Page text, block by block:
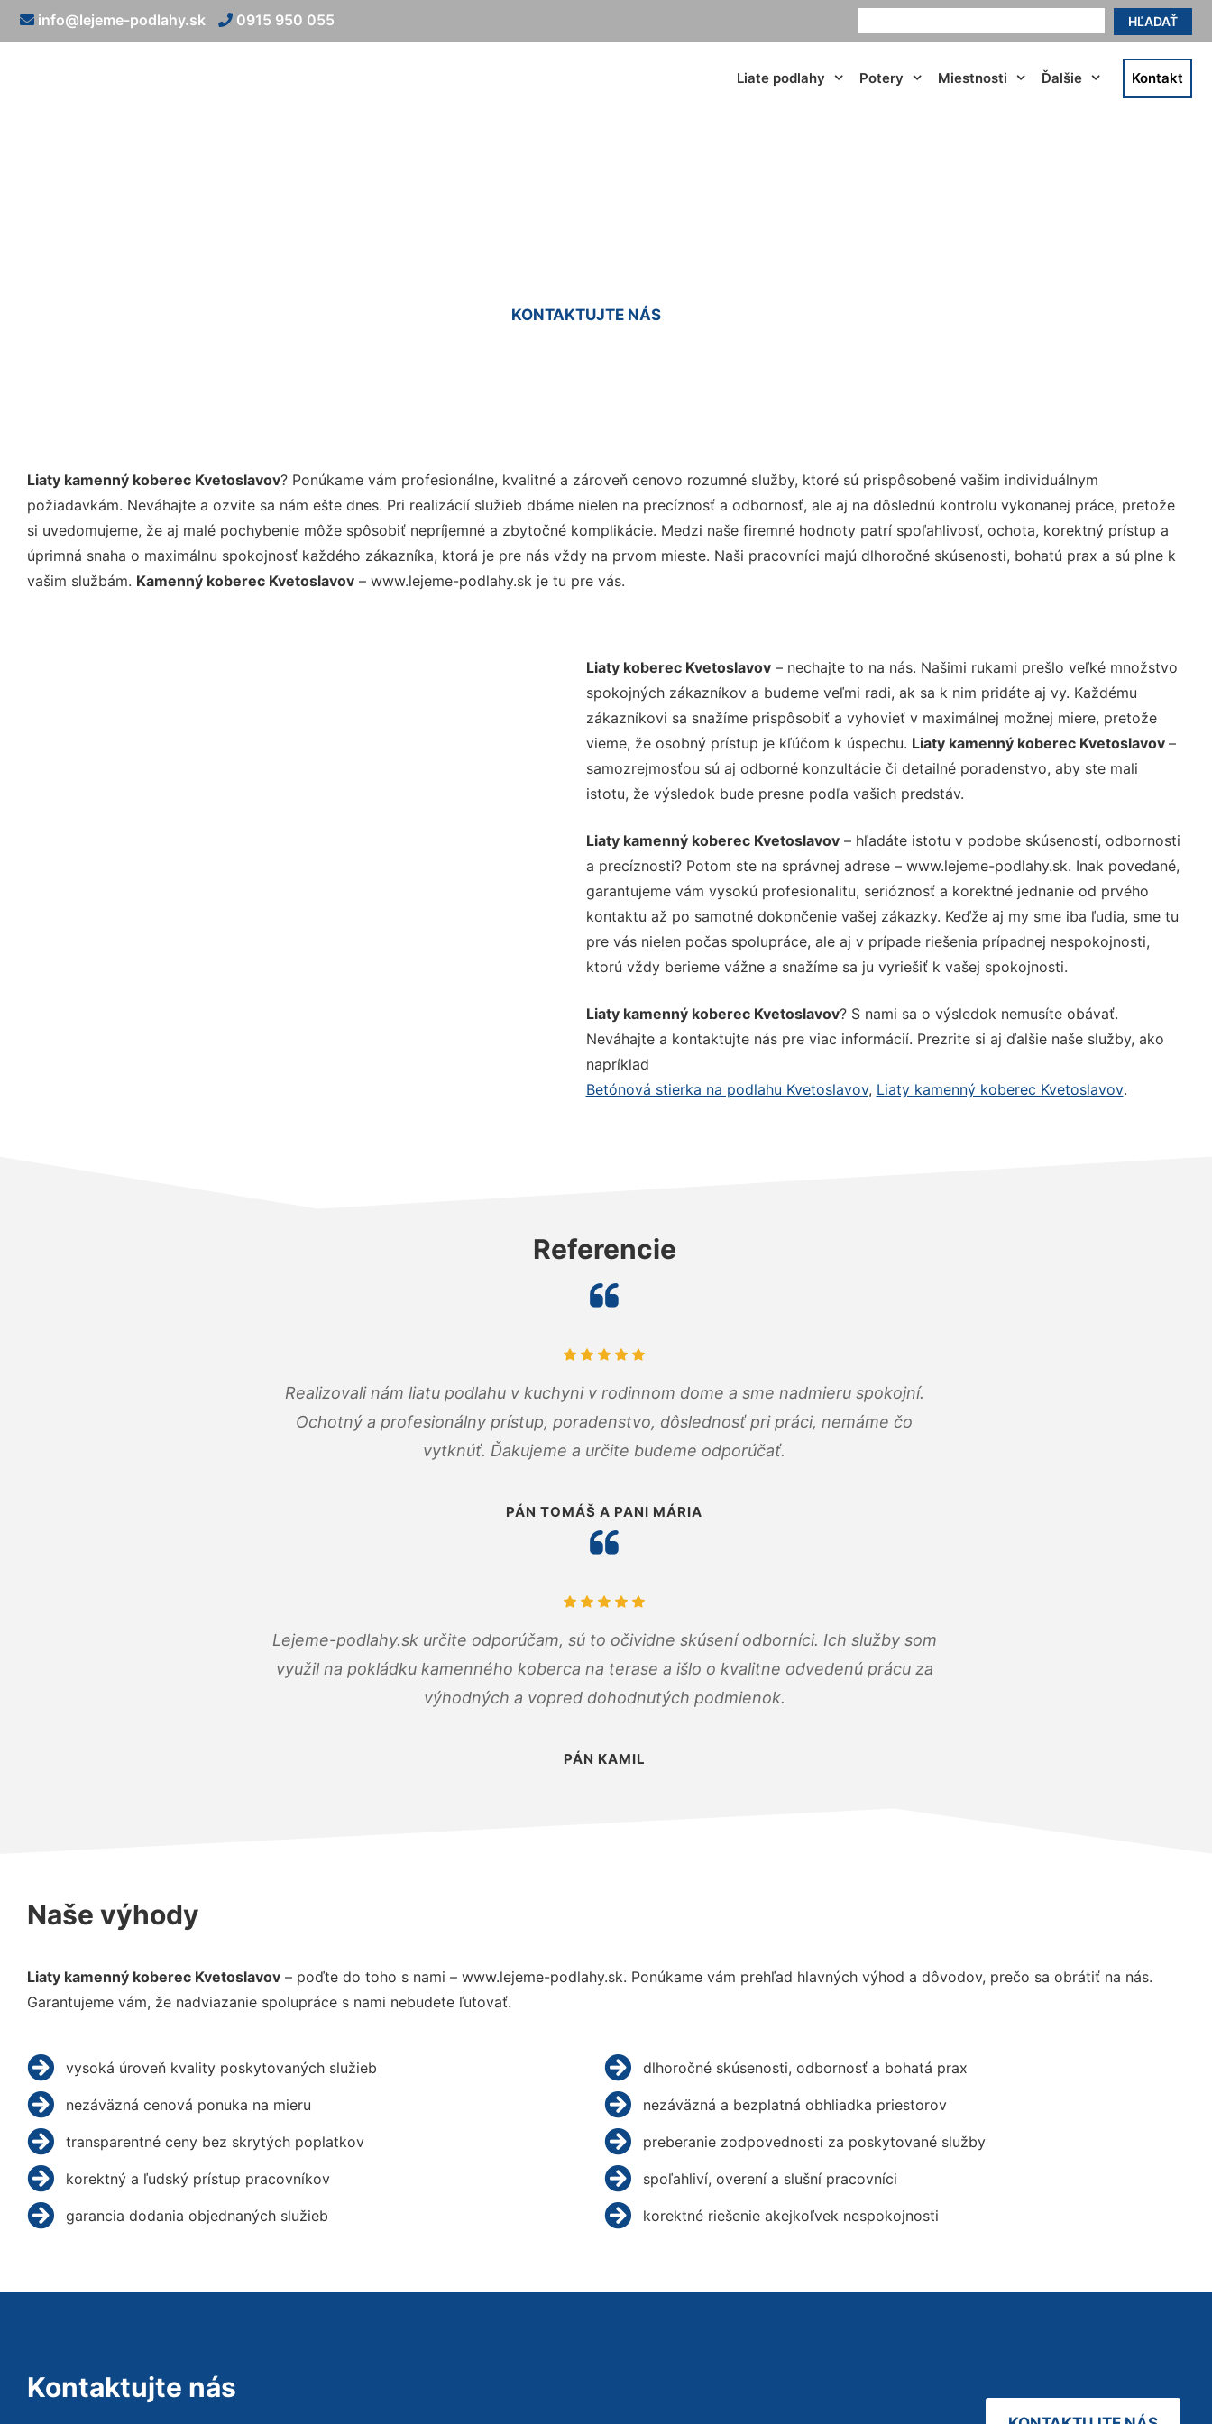
HĽADAŤ
info@lejeme-podlahy.sk 0915 950 055
Liate podlahy Potery Miestnosti Ďalšie Kontakt
KONTAKTUJTE NÁS
Liaty kamenný koberec Kvetoslavov? Ponúkame vám profesionálne, kvalitné a zároveň cenovo rozumné služby, ktoré sú prispôsobené vašim individuálnym
požiadavkám. Neváhajte a ozvite sa nám ešte dnes. Pri realizácií služieb dbáme nielen na precíznosť a odbornosť, ale aj na dôslednú kontrolu vykonanej práce, pretože
si uvedomujeme, že aj malé pochybenie môže spôsobiť nepríjemné a zbytočné komplikácie. Medzi naše firemné hodnoty patrí spoľahlivosť, ochota, korektný prístup a
úprimná snaha o maximálnu spokojnosť každého zákazníka, ktorá je pre nás vždy na prvom mieste. Naši pracovníci majú dlhoročné skúsenosti, bohatú prax a sú plne k
vašim službám. Kamenný koberec Kvetoslavov – www.lejeme-podlahy.sk je tu pre vás.
Liaty koberec Kvetoslavov– nechajte to na nás. Našimi rukami prešlo veľké množstvo
spokojných zákazníkov a budeme veľmi radi, ak sa k nim pridáte aj vy. Každému
zákazníkovi sa snažíme prispôsobiť a vyhovieť v maximálnej možnej miere, pretože
vieme, že osobný prístup je kľúčom k úspechu. Liaty kamenný koberec Kvetoslavov –
samozrejmosťou sú aj odborné konzultácie či detailné poradenstvo, aby ste mali
istotu, že výsledok bude presne podľa vašich predstáv.
Liaty kamenný koberec Kvetoslavov– hľadáte istotu v podobe skúseností, odbornosti
a precíznosti? Potom ste na správnej adrese – www.lejeme-podlahy.sk. Inak povedané,
garantujeme vám vysokú profesionalitu, serióznosť a korektné jednanie od prvého
kontaktu až po samotné dokončenie vašej zákazky. Keďže aj my sme iba ľudia, sme tu
pre vás nielen počas spolupráce, ale aj v prípade riešenia prípadnej nespokojnosti,
ktorú vždy berieme vážne a snažíme sa ju vyriešiť k vašej spokojnosti.
Liaty kamenný koberec Kvetoslavov? S nami sa o výsledok nemusíte obávať.
Neváhajte a kontaktujte nás pre viac informácií. Prezrite si aj ďalšie naše služby, ako
napríklad
Betónová stierka na podlahu Kvetoslavov, Liaty kamenný koberec Kvetoslavov.
Referencie
Realizovali nám liatu podlahu v kuchyni v rodinnom dome a sme nadmieru spokojní.
Ochotný a profesionálny prístup, poradenstvo, dôslednosť pri práci, nemáme čo
vytknúť. Ďakujeme a určite budeme odporúčať.
PÁN TOMÁŠ A PANI MÁRIA
Lejeme-podlahy.sk určite odporúčam, sú to očividne skúsení odborníci. Ich služby som
využil na pokládku kamenného koberca na terase a išlo o kvalitne odvedenú prácu za
výhodných a vopred dohodnutých podmienok.
PÁN KAMIL
Naše výhody
Liaty kamenný koberec Kvetoslavov – poďte do toho s nami – www.lejeme-podlahy.sk. Ponúkame vám prehľad hlavných výhod a dôvodov, prečo sa obrátiť na nás.
Garantujeme vám, že nadviazanie spolupráce s nami nebudete ľutovať.
vysoká úroveň kvality poskytovaných služieb
nezáväzná cenová ponuka na mieru
transparentné ceny bez skrytých poplatkov
korektný a ľudský prístup pracovníkov
garancia dodania objednaných služieb
dlhoročné skúsenosti, odbornosť a bohatá prax
nezáväzná a bezplatná obhliadka priestorov
preberanie zodpovednosti za poskytované služby
spoľahliví, overení a slušní pracovníci
korektné riešenie akejkoľvek nespokojnosti
Kontaktujte nás